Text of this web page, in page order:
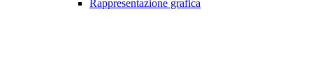
Rappresentazione grafica